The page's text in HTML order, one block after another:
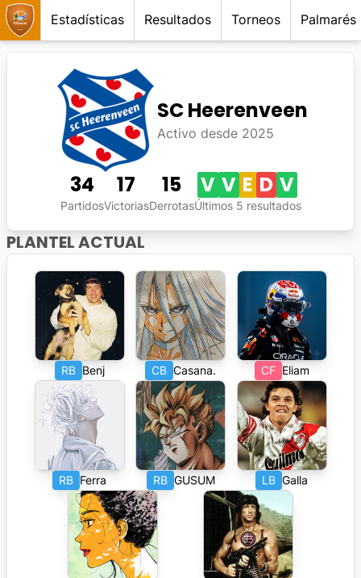
Estadísticas Resultados Torneos Palmarés
SC Heerenveen
Activo desde 2025
34
Partidos
17
Victorias
15
Derrotas
V V E D V
Últimos 5 resultados
PLANTEL ACTUAL
RB Benj CB Casana. CF Eliam
RB Ferra RB GUSUM LB Galla